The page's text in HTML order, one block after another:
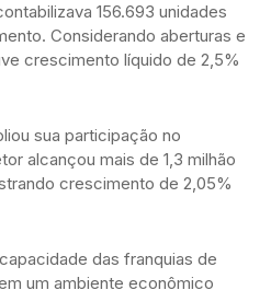
156.693 unidades
Considerando aberturas e
crescimento líquido de 2,5%
sua participação no
alcançou mais de 1,3 milhão
crescimento de 2,05%
das franquias de
um ambiente econômico